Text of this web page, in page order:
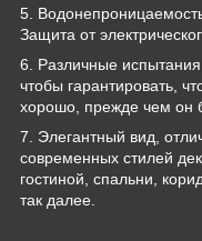
5.
Защита от
6. Различные испытания
чтобы гарантировать,
хорошо, прежде чем он
7. Элегантный вид,
современных стилей
гостиной, спальни,
так далее.